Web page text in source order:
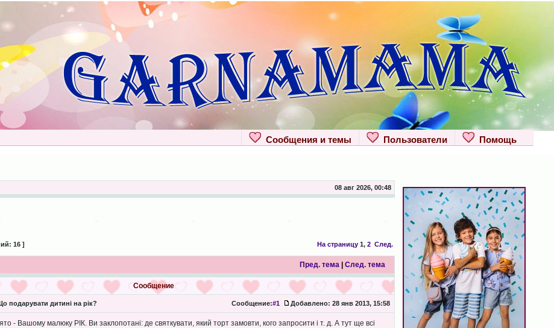
Помощь
Пользователи
Сообщения и темы
08 авг 2026, 00:48
16 ] На страницу 1, 2 След.
Пред. тема| След. тема
Сообщение
подарувати дитині на рік? Сообщение:#1 Добавлено: 28 янв 2013, 15:58
- Вашому малюку РІК. Ви заклопотані: де святкувати, який торт замовти, кого запросити і т. д. А тут ще всі